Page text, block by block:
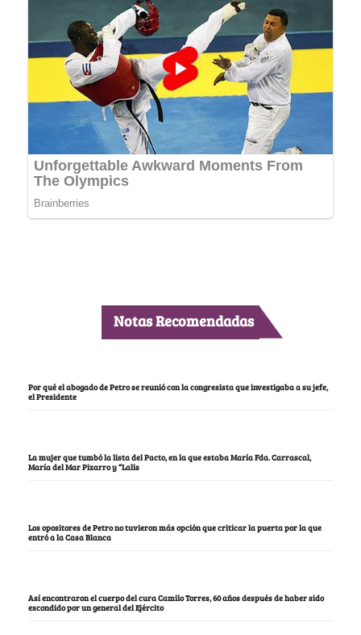
Notas Recomendadas
Por qué el abogado de Petro se reunió con la congresista que investigaba a su jefe,
el Presidente
La mujer que tumbó la lista del Pacto, en la que estaba María Fda. Carrascal,
María del Mar Pizarro y “Lalis
Los opositores de Petro no tuvieron más opción que criticar la puerta por la que
entró a la Casa Blanca
Así encontraron el cuerpo del cura Camilo Torres, 60 años después de haber sido
escondido por un general del Ejército